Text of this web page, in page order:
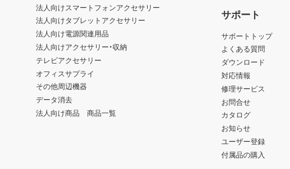
法人向けスマートフォンアクセサリー
法人向けタブレットアクセサリー
法人向け電源関連用品
法人向けアクセサリー・収納
テレビアクセサリー
オフィスサプライ
その他周辺機器
データ消去
法人向け商品 商品一覧
サポート
サポートトップ
よくある質問
ダウンロード
対応情報
修理サービス
お問合せ
カタログ
お知らせ
ユーザー登録
付属品の購入